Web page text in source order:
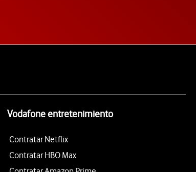
Vodafone entretenimiento
Contratar Netflix
Contratar HBO Max